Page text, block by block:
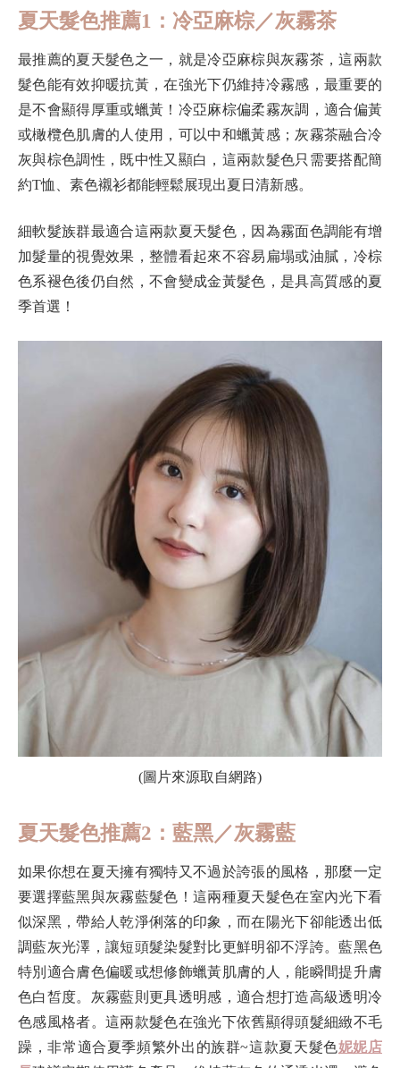
夏天髮色推薦1：冷亞麻棕／灰霧茶
最推薦的夏天髮色之一，就是冷亞麻棕與灰霧茶，這兩款
髮色能有效抑暖抗黃，在強光下仍維持冷霧感，最重要的
是不會顯得厚重或蠟黃！冷亞麻棕偏柔霧灰調，適合偏黃
或橄欖色肌膚的人使用，可以中和蠟黃感；灰霧茶融合冷
灰與棕色調性，既中性又顯白，這兩款髮色只需要搭配簡
約T恤、素色襯衫都能輕鬆展現出夏日清新感。
細軟髮族群最適合這兩款夏天髮色，因為霧面色調能有增
加髮量的視覺效果，整體看起來不容易扁塌或油膩，冷棕
色系褪色後仍自然，不會變成金黃髮色，是具高質感的夏
季首選！
(圖片來源取自網路)
夏天髮色推薦2：藍黑／灰霧藍
如果你想在夏天擁有獨特又不過於誇張的風格，那麼一定
要選擇藍黑與灰霧藍髮色！這兩種夏天髮色在室內光下看
似深黑，帶給人乾淨俐落的印象，而在陽光下卻能透出低
調藍灰光澤，讓短頭髮染髮對比更鮮明卻不浮誇。藍黑色
特別適合膚色偏暖或想修飾蠟黃肌膚的人，能瞬間提升膚
色白皙度。灰霧藍則更具透明感，適合想打造高級透明冷
色感風格者。這兩款髮色在強光下依舊顯得頭髮細緻不毛
躁，非常適合夏季頻繁外出的族群~這款夏天髮色妮妮店